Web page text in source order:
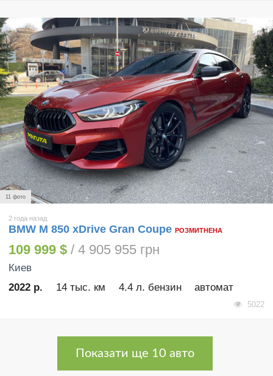
11 фото
2 года назад
BMW M 850 xDrive Gran Coupe РОЗМИТНЕНА
109 999 $ / 4 905 955 грн
Киев
2022 р.
14 тыс. км 4.4 л. бензин автомат
5022
Показати ще 10 авто